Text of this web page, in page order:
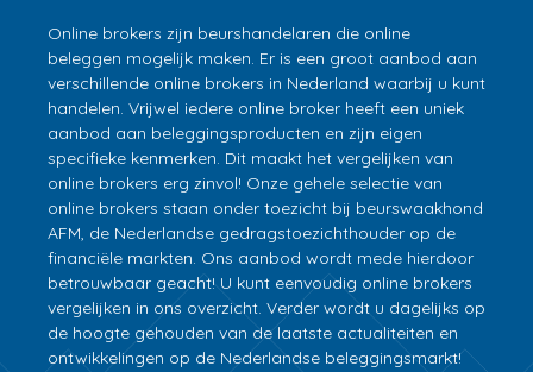
Online brokers zijn beurshandelaren die online
beleggen mogelijk maken. Er is een groot aanbod aan
verschillende online brokers in Nederland waarbij u kunt
handelen. Vrijwel iedere online broker heeft een uniek
aanbod aan beleggingsproducten en zijn eigen
specifieke kenmerken. Dit maakt het vergelijken van
online brokers erg zinvol! Onze gehele selectie van
online brokers staan onder toezicht bij beurswaakhond
AFM, de Nederlandse gedragstoezichthouder op de
financiële markten. Ons aanbod wordt mede hierdoor
betrouwbaar geacht! U kunt eenvoudig online brokers
vergelijken in ons overzicht. Verder wordt u dagelijks op
de hoogte gehouden van de laatste actualiteiten en
ontwikkelingen op de Nederlandse beleggingsmarkt!